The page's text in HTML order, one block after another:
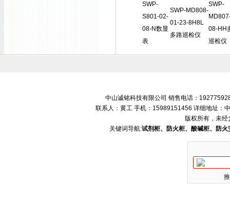
SWP-
S801-02-
08-N数显
表
SWP-MD808-
01-23-8H8L
多路巡检仪
SWP-
08-HH
巡检仪
中山诚铭科技有限公司 销售电话：
联系人：黄工 手机：15989151456 详细地址：
版权所有，未经
关键词导航:试剂柜、防火柜、酸碱柜、防